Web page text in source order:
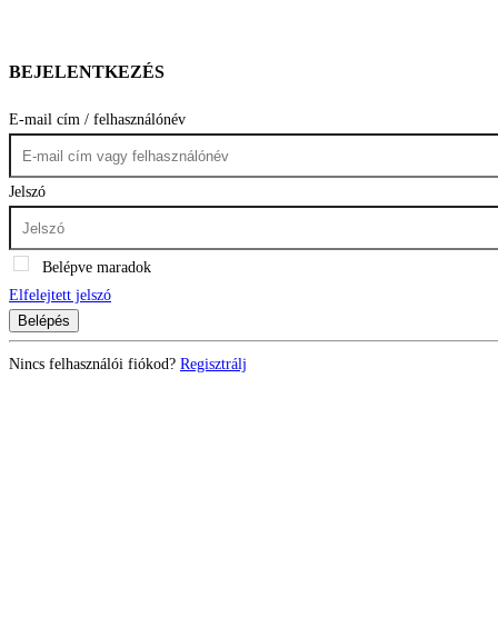
BEJELENTKEZÉS
E-mail cím / felhasználónév
Jelszó
Belépve maradok
Elfelejtett jelszó
Belépés
Nincs felhasználói fiókod? Regisztrálj